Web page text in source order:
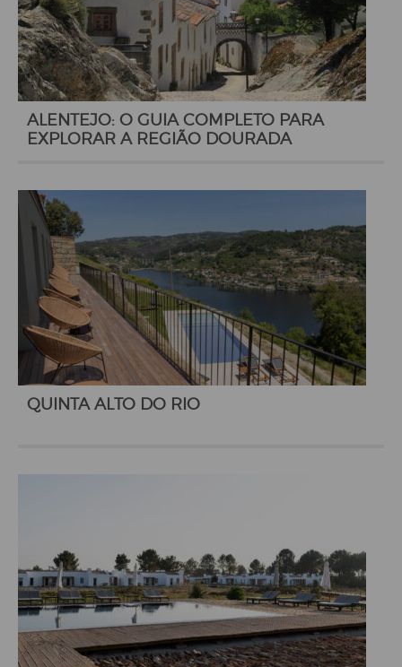
ALENTEJO: O GUIA COMPLETO PARA
EXPLORAR A REGIÃO DOURADA
QUINTA ALTO DO RIO